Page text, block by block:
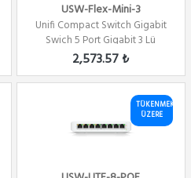
USW-Flex-Mini-3
Unifi Compact Switch Gigabit
Swich 5 Port Gigabit 3 Lü
2,573.57 ₺
TÜKENMEK
ÜZERE